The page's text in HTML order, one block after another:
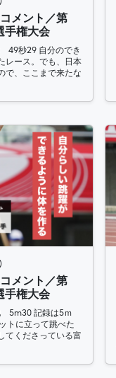
メント／第
手権大会
秒29 自分のでき
レース。でも、日本
で、ここまで来たな
メント／第
手権大会
5m30 記録は5ｍ
トに立って跳べた
てくださっている富